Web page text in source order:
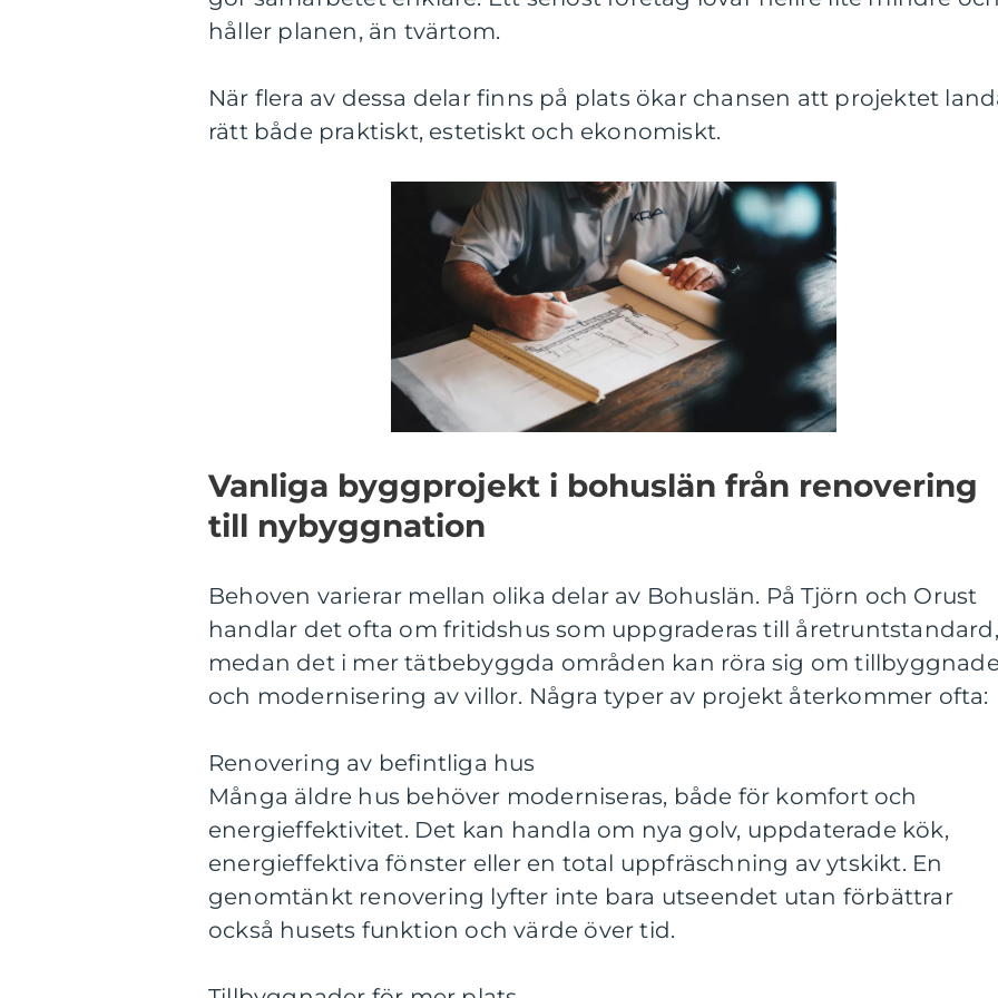
håller planen, än tvärtom.
När flera av dessa delar finns på plats ökar chansen att projektet
rätt både praktiskt, estetiskt och ekonomiskt.
Vanliga byggprojekt i bohuslän från renovering
till nybyggnation
Behoven varierar mellan olika delar av Bohuslän. På Tjörn och Orust
handlar det ofta om fritidshus som uppgraderas till åretruntstandard,
medan det i mer tätbebyggda områden kan röra sig om
och modernisering av villor. Några typer av projekt återkommer ofta:
Renovering av befintliga hus
Många äldre hus behöver moderniseras, både för komfort och
energieffektivitet. Det kan handla om nya golv, uppdaterade kök,
energieffektiva fönster eller en total uppfräschning av ytskikt. En
genomtänkt renovering lyfter inte bara utseendet utan förbättrar
också husets funktion och värde över tid.